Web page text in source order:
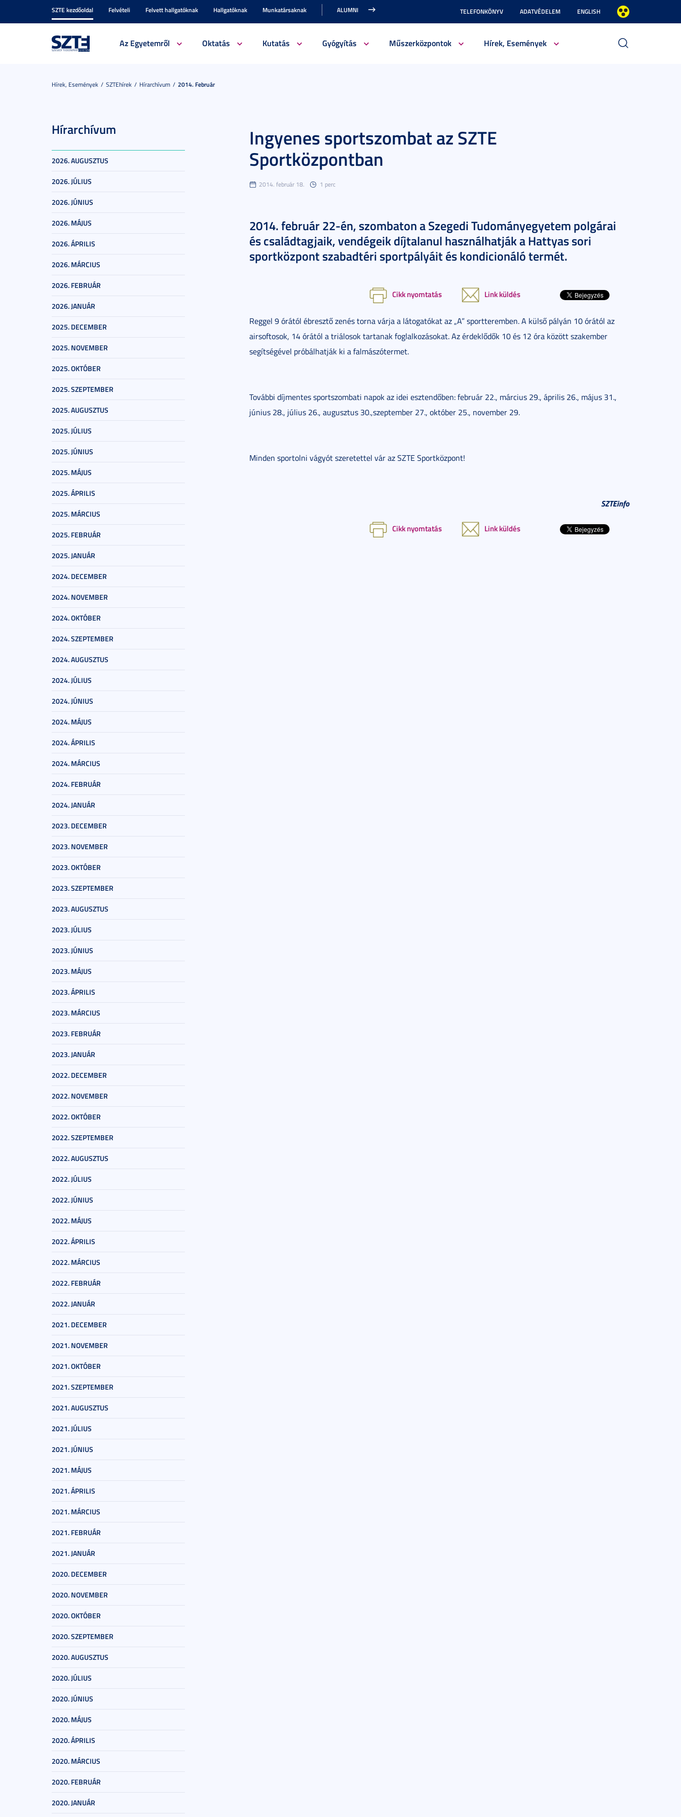
SZTE kezdőoldal Felvételi Felvett hallgatóknak Hallgatóknak Munkatársaknak ALUMNI TELEFONKÖNYV ADATVÉDELEM ENGLISH
Az Egyetemről Oktatás Kutatás Gyógyítás Műszerközpontok Hírek, Események
Hírek, Események SZTEhírek Hírarchívum 2014. Február
Hírarchívum
2026. AUGUSZTUS
2026. JÚLIUS
2026. JÚNIUS
2026. MÁJUS
2026. ÁPRILIS
2026. MÁRCIUS
2026. FEBRUÁR
2026. JANUÁR
2025. DECEMBER
2025. NOVEMBER
2025. OKTÓBER
2025. SZEPTEMBER
2025. AUGUSZTUS
2025. JÚLIUS
2025. JÚNIUS
2025. MÁJUS
2025. ÁPRILIS
2025. MÁRCIUS
2025. FEBRUÁR
2025. JANUÁR
2024. DECEMBER
2024. NOVEMBER
2024. OKTÓBER
2024. SZEPTEMBER
2024. AUGUSZTUS
2024. JÚLIUS
2024. JÚNIUS
2024. MÁJUS
2024. ÁPRILIS
2024. MÁRCIUS
2024. FEBRUÁR
2024. JANUÁR
2023. DECEMBER
2023. NOVEMBER
2023. OKTÓBER
2023. SZEPTEMBER
2023. AUGUSZTUS
2023. JÚLIUS
2023. JÚNIUS
2023. MÁJUS
2023. ÁPRILIS
2023. MÁRCIUS
2023. FEBRUÁR
2023. JANUÁR
2022. DECEMBER
2022. NOVEMBER
2022. OKTÓBER
2022. SZEPTEMBER
2022. AUGUSZTUS
2022. JÚLIUS
2022. JÚNIUS
2022. MÁJUS
2022. ÁPRILIS
2022. MÁRCIUS
2022. FEBRUÁR
2022. JANUÁR
2021. DECEMBER
2021. NOVEMBER
2021. OKTÓBER
2021. SZEPTEMBER
2021. AUGUSZTUS
2021. JÚLIUS
2021. JÚNIUS
2021. MÁJUS
2021. ÁPRILIS
2021. MÁRCIUS
2021. FEBRUÁR
2021. JANUÁR
2020. DECEMBER
2020. NOVEMBER
2020. OKTÓBER
2020. SZEPTEMBER
2020. AUGUSZTUS
2020. JÚLIUS
2020. JÚNIUS
2020. MÁJUS
2020. ÁPRILIS
2020. MÁRCIUS
2020. FEBRUÁR
2020. JANUÁR
Ingyenes sportszombat az SZTE
Sportközpontban
2014. február 18. 1 perc
2014. február 22-én, szombaton a Szegedi Tudományegyetem polgárai
és családtagjaik, vendégeik díjtalanul használhatják a Hattyas sori
sportközpont szabadtéri sportpályáit és kondicionáló termét.
Cikk nyomtatás Link küldés
Reggel 9 órától ébresztő zenés torna várja a látogatókat az „A” sportteremben. A külső pályán 10 órától az
airsoftosok, 14 órától a triálosok tartanak foglalkozásokat. Az érdeklődők 10 és 12 óra között szakember
segítségével próbálhatják ki a falmászótermet.
További díjmentes sportszombati napok az idei esztendőben: február 22., március 29., április 26., május 31.,
június 28., július 26., augusztus 30.,szeptember 27., október 25., november 29.
Minden sportolni vágyót szeretettel vár az SZTE Sportközpont!
SZTEinfo
Cikk nyomtatás Link küldés